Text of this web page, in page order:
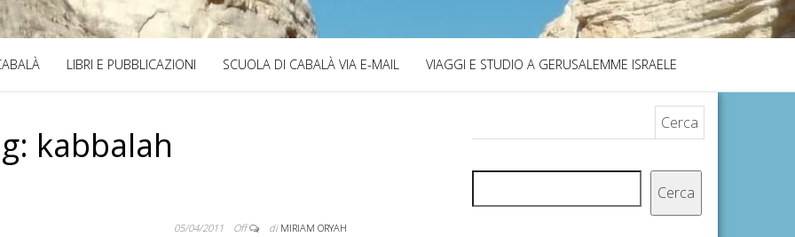
LIBRI E PUBBLICAZIONI SCUOLA DI CABALÀ VIA E-MAIL VIAGGI E STUDIO A GERUSALEMME ISRAELE
kabbalah
05/04/2011 Off di MIRIAM ORYAH
Cerca